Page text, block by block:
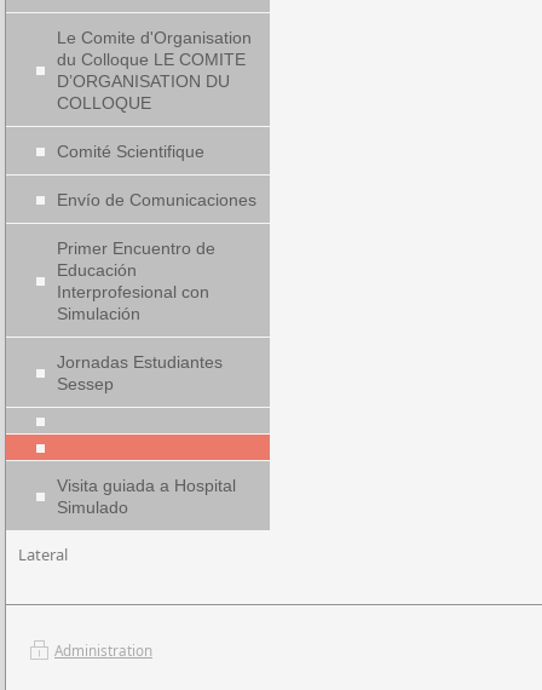
Le Comite d'Organisation
du Colloque LE COMITE
D’ORGANISATION DU
COLLOQUE
Comité Scientifique
Envío de Comunicaciones
Primer Encuentro de
Educación
Interprofesional con
Simulación
Jornadas Estudiantes
Sessep
Visita guiada a Hospital
Simulado
Lateral
Administration